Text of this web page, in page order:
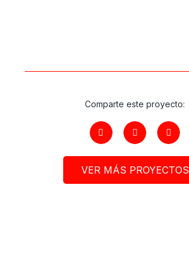
Comparte este proyecto:
VER MÁS PROYECTOS